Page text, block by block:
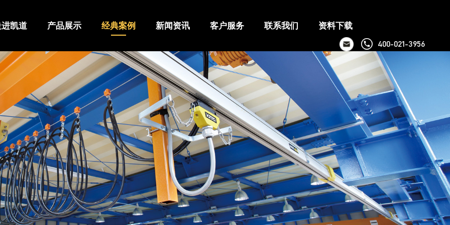
进凯道 产品展示 经典案例 新闻资讯 客户服务 联系我们
资料下载
400-021-3956